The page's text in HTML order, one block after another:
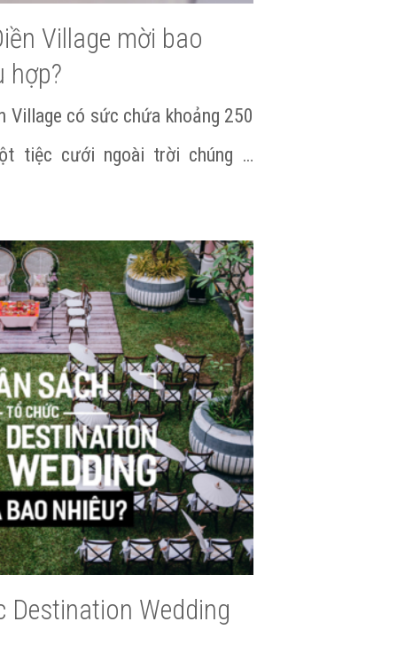
trong tiệc cưới?
Village mời bao
hợp?
Village có sức chứa khoảng 250
tiệc cưới ngoài trời chúng …
Village mời bao nhiêu khách là phù hợp?
Destination Wedding